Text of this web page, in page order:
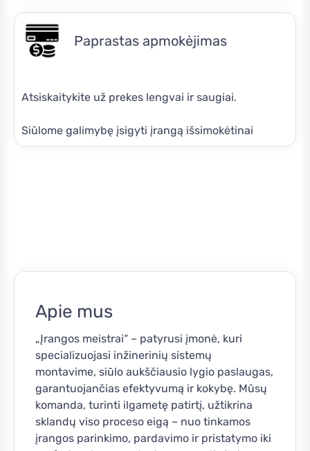
Paprastas apmokėjimas
Atsiskaitykite už prekes lengvai ir saugiai.
Siūlome galimybę įsigyti įrangą išsimokėtinai
Apie mus
„Įrangos meistrai“ – patyrusi įmonė, kuri
specializuojasi inžinerinių sistemų
montavime, siūlo aukščiausio lygio paslaugas,
garantuojančias efektyvumą ir kokybę. Mūsų
komanda, turinti ilgametę patirtį, užtikrina
sklandų viso proceso eigą – nuo tinkamos
įrangos parinkimo, pardavimo ir pristatymo iki